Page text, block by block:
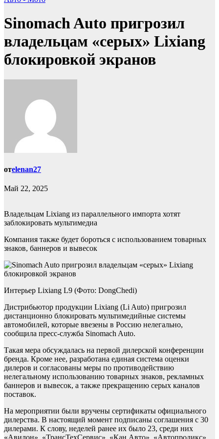
Sinomach Auto пригрозил
владельцам «серых» Lixiang
блокировкой экранов
отelenan27
Май 22, 2025
Владельцам Lixiang из параллельного импорта хотят
заблокировать мультимедиа
Компания также будет бороться с использованием товарных
знаков, баннеров и вывесок
Интерьер Lixiang L9 (Фото: DongChedi)
Дистрибьютор продукции Lixiang (Li Auto) пригрозил
дистанционно блокировать мультимедийные системы
автомобилей, которые ввезены в Россию нелегально,
сообщила пресс-служба Sinomach Auto.
Такая мера обсуждалась на первой дилерской конференции
бренда. Кроме нее, разработана единая система оценки
дилеров и согласованы меры по противодействию
нелегальному использованию товарных знаков, рекламных
баннеров и вывесок, а также прекращению серых каналов
поставок.
На мероприятии были вручены сертификаты официального
дилерства. В настоящий момент подписаны соглашения с 30
дилерами. К слову, неделей ранее их было 23, среди них